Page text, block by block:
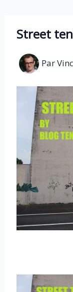
contenuStreet
Par